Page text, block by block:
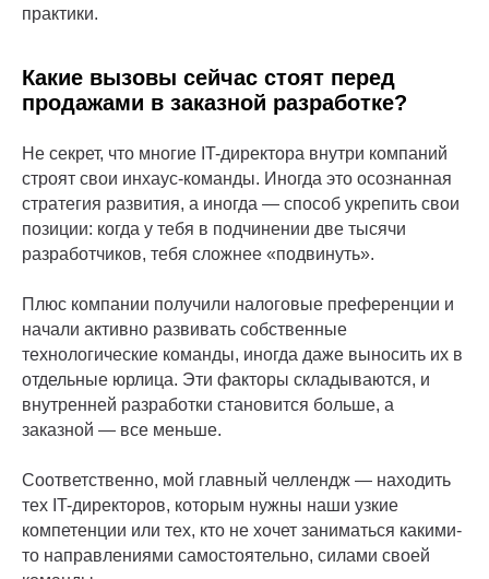
практики.
Какие вызовы сейчас стоят перед
продажами в заказной разработке?
Не секрет, что многие IT-директора внутри компаний
строят свои инхаус-команды. Иногда это осознанная
стратегия развития, а иногда — способ укрепить свои
позиции: когда у тебя в подчинении две тысячи
разработчиков, тебя сложнее «подвинуть».
Плюс компании получили налоговые преференции и
начали активно развивать собственные
технологические команды, иногда даже выносить их в
отдельные юрлица. Эти факторы складываются, и
внутренней разработки становится больше, а
заказной — все меньше.
Соответственно, мой главный челлендж — находить
тех IT-директоров, которым нужны наши узкие
компетенции или тех, кто не хочет заниматься какими-
то направлениями самостоятельно, силами своей